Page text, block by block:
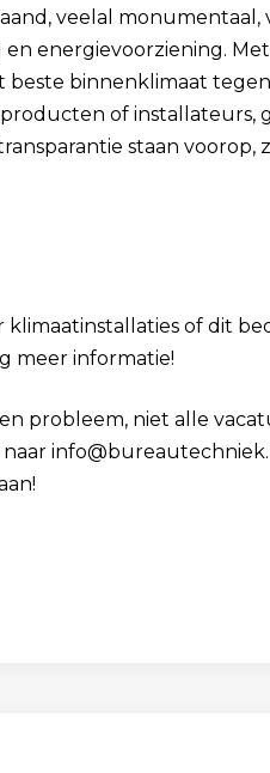
veelal monumentaal,
energievoorziening.
beste binnenklimaat
of installateurs,
staan voorop,
of dit
meer informatie!
probleem, niet alle